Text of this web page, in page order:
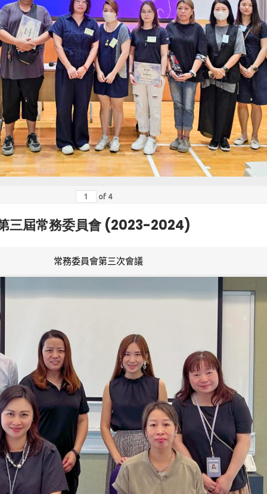
of 4
三屆常務委員會 (2023-2024)
常務委員會第三次會議